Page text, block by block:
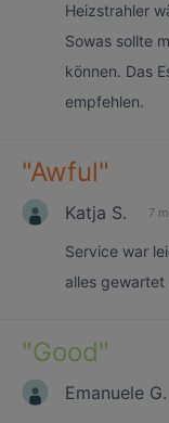
Heizstrahler
Sowas sollte
können. Das
empfehlen.
"Awful"
Katja S. 7
Service war
alles
"Good"
Emanuele G.